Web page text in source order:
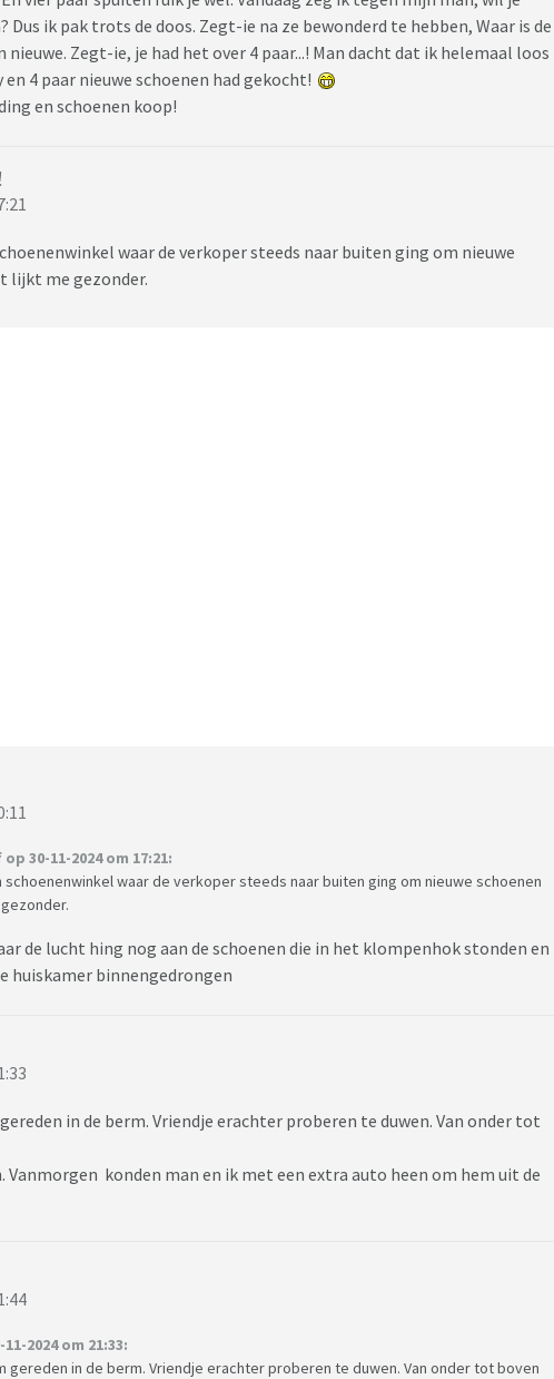
Dus ik pak trots de doos. Zegt-ie na ze bewonderd te hebben, Waar is de
Zegt-ie, je had het over 4 paar...! Man dacht dat ik helemaal loos
4 paar nieuwe schoenen had gekocht!
en schoenen koop!
waar de verkoper steeds naar buiten ging om nieuwe
lijkt me gezonder.
30-11-2024 om 17:21:
schoenenwinkel waar de verkoper steeds naar buiten ging om nieuwe schoenen
de lucht hing nog aan de schoenen die in het klompenhok stonden en
huiskamer binnengedrongen
in de berm. Vriendje erachter proberen te duwen. Van onder tot
Vanmorgen konden man en ik met een extra auto heen om hem uit de
2024 om 21:33:
gereden in de berm. Vriendje erachter proberen te duwen. Van onder tot boven